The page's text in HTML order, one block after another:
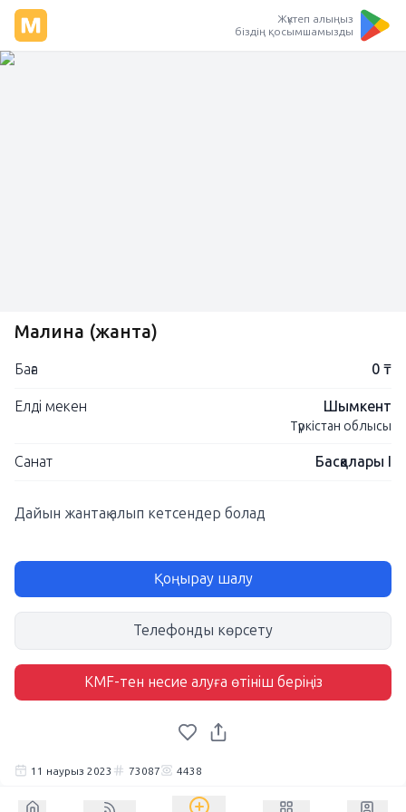
Жүктеп алыңыз
біздің қосымшамызды
Малина (жантақ)
Баға 0 ₸
Елді мекен Шымкент
Түркістан облысы
Санат Басқалары I
Дайын жантақ алып кетсендер болад
Қоңырау шалу
Телефонды көрсету
KMF-тен несие алуға өтініш беріңіз
11 наурыз 2023 73087 4438